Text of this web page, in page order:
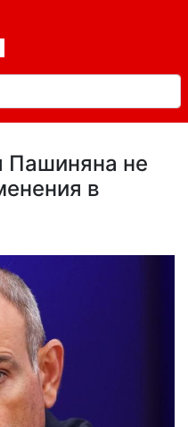
Пашиняна не
в